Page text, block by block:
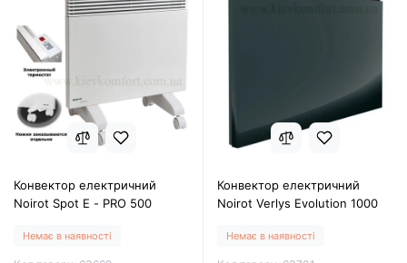
Конвектор електричний
Noirot Spot E - PRO 500
Немає в наявності
Конвектор електричний
Noirot Verlys Evolution 1000
Немає в наявності